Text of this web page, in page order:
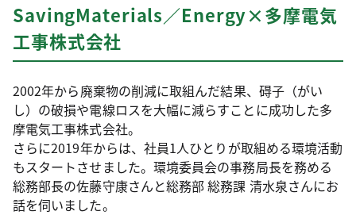
SavingMaterials／Energy×多摩電気
工事株式会社
2002年から廃棄物の削減に取組んだ結果、碍子（がい
し）の破損や電線ロスを大幅に減らすことに成功した多
摩電気工事株式会社。
さらに2019年からは、社員1人ひとりが取組める環境活動
もスタートさせました。環境委員会の事務局長を務める
総務部長の佐藤守康さんと総務部 総務課 清水泉さんにお
話を伺いました。